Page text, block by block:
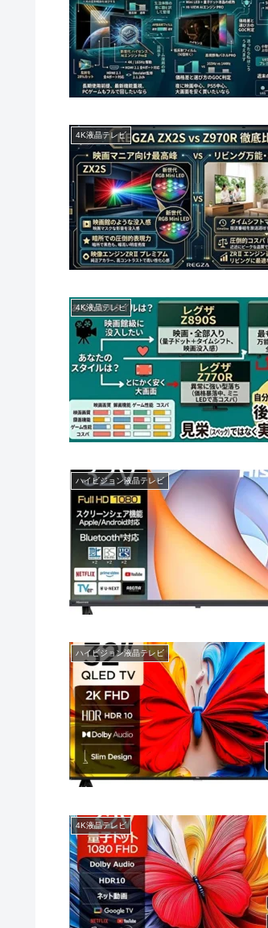
4K液晶テレビ
4K液晶テレビ
ハイビジョン液晶テレビ
ハイビジョン液晶テレビ
4K液晶テレビ